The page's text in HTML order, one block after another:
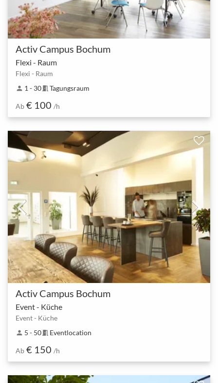
Activ Campus Bochum
Flexi - Raum
Flexi - Raum
person 1 - 30meeting_room Tagungsraum
Ab € 100 /h
Activ Campus Bochum
Event - Küche
Event - Küche
person 5 - 50meeting_room Eventlocation
Ab € 150 /h